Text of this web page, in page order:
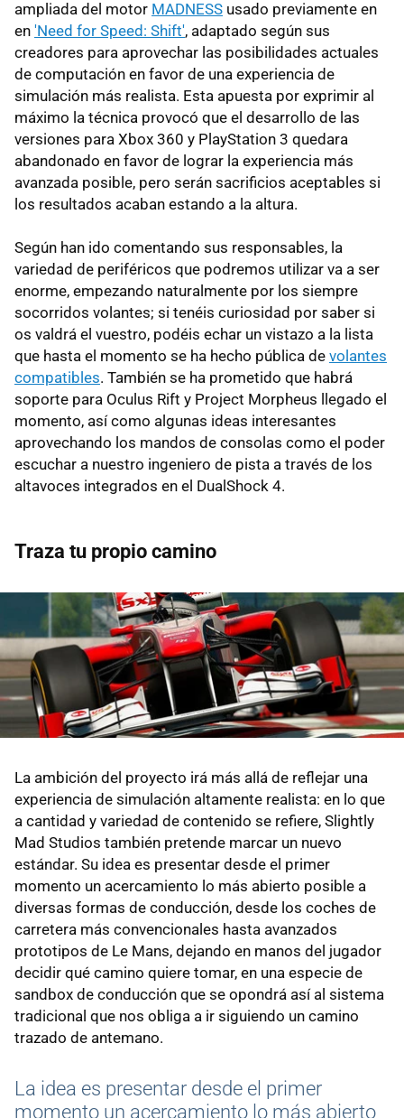
ampliada del motor MADNESS usado previamente en
en 'Need for Speed: Shift', adaptado según sus
creadores para aprovechar las posibilidades actuales
de computación en favor de una experiencia de
simulación más realista. Esta apuesta por exprimir al
máximo la técnica provocó que el desarrollo de las
versiones para Xbox 360 y PlayStation 3 quedara
abandonado en favor de lograr la experiencia más
avanzada posible, pero serán sacrificios aceptables si
los resultados acaban estando a la altura.
Según han ido comentando sus responsables, la
variedad de periféricos que podremos utilizar va a ser
enorme, empezando naturalmente por los siempre
socorridos volantes; si tenéis curiosidad por saber si
os valdrá el vuestro, podéis echar un vistazo a la lista
que hasta el momento se ha hecho pública de volantes
compatibles. También se ha prometido que habrá
soporte para Oculus Rift y Project Morpheus llegado el
momento, así como algunas ideas interesantes
aprovechando los mandos de consolas como el poder
escuchar a nuestro ingeniero de pista a través de los
altavoces integrados en el DualShock 4.
Traza tu propio camino
La ambición del proyecto irá más allá de reflejar una
experiencia de simulación altamente realista: en lo que
a cantidad y variedad de contenido se refiere, Slightly
Mad Studios también pretende marcar un nuevo
estándar. Su idea es presentar desde el primer
momento un acercamiento lo más abierto posible a
diversas formas de conducción, desde los coches de
carretera más convencionales hasta avanzados
prototipos de Le Mans, dejando en manos del jugador
decidir qué camino quiere tomar, en una especie de
sandbox de conducción que se opondrá así al sistema
tradicional que nos obliga a ir siguiendo un camino
trazado de antemano.
La idea es presentar desde el primer
momento un acercamiento lo más abierto